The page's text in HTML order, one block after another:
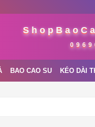
BAO CAO SU KÉO DÀI